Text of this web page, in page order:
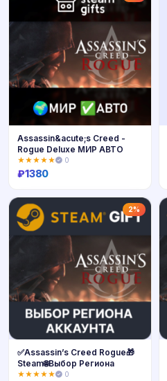
Assassin&acute;s Creed -
Rogue Deluxe МИР АВТО
★★★★★ 0
₽1380
2%
✅Assassin’s Creed Rogue🎁
Steam🌐Выбор Региона
★★★★★ 0